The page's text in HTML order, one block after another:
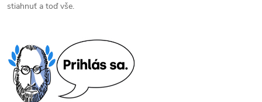
stiahnuť a toď vše.